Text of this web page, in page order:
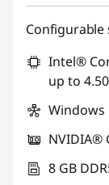
Configurable
Intel®
up to
Windows
NVIDIA®
8 GB